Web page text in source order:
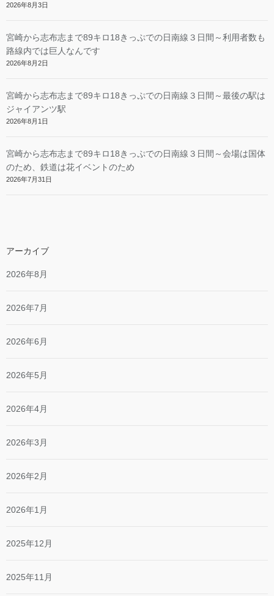
2026年8月3日
宮崎から志布志まで89キロ18きっぷでの日南線３日間～利用者数も
路線内では巨人なんです
2026年8月2日
宮崎から志布志まで89キロ18きっぷでの日南線３日間～最後の駅は
ジャイアンツ駅
2026年8月1日
宮崎から志布志まで89キロ18きっぷでの日南線３日間～会場は国体
のため、鉄道は花イベントのため
2026年7月31日
アーカイブ
2026年8月
2026年7月
2026年6月
2026年5月
2026年4月
2026年3月
2026年2月
2026年1月
2025年12月
2025年11月